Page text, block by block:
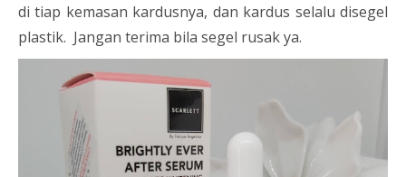
di tiap kemasan kardusnya, dan kardus selalu disegel
plastik. Jangan terima bila segel rusak ya.